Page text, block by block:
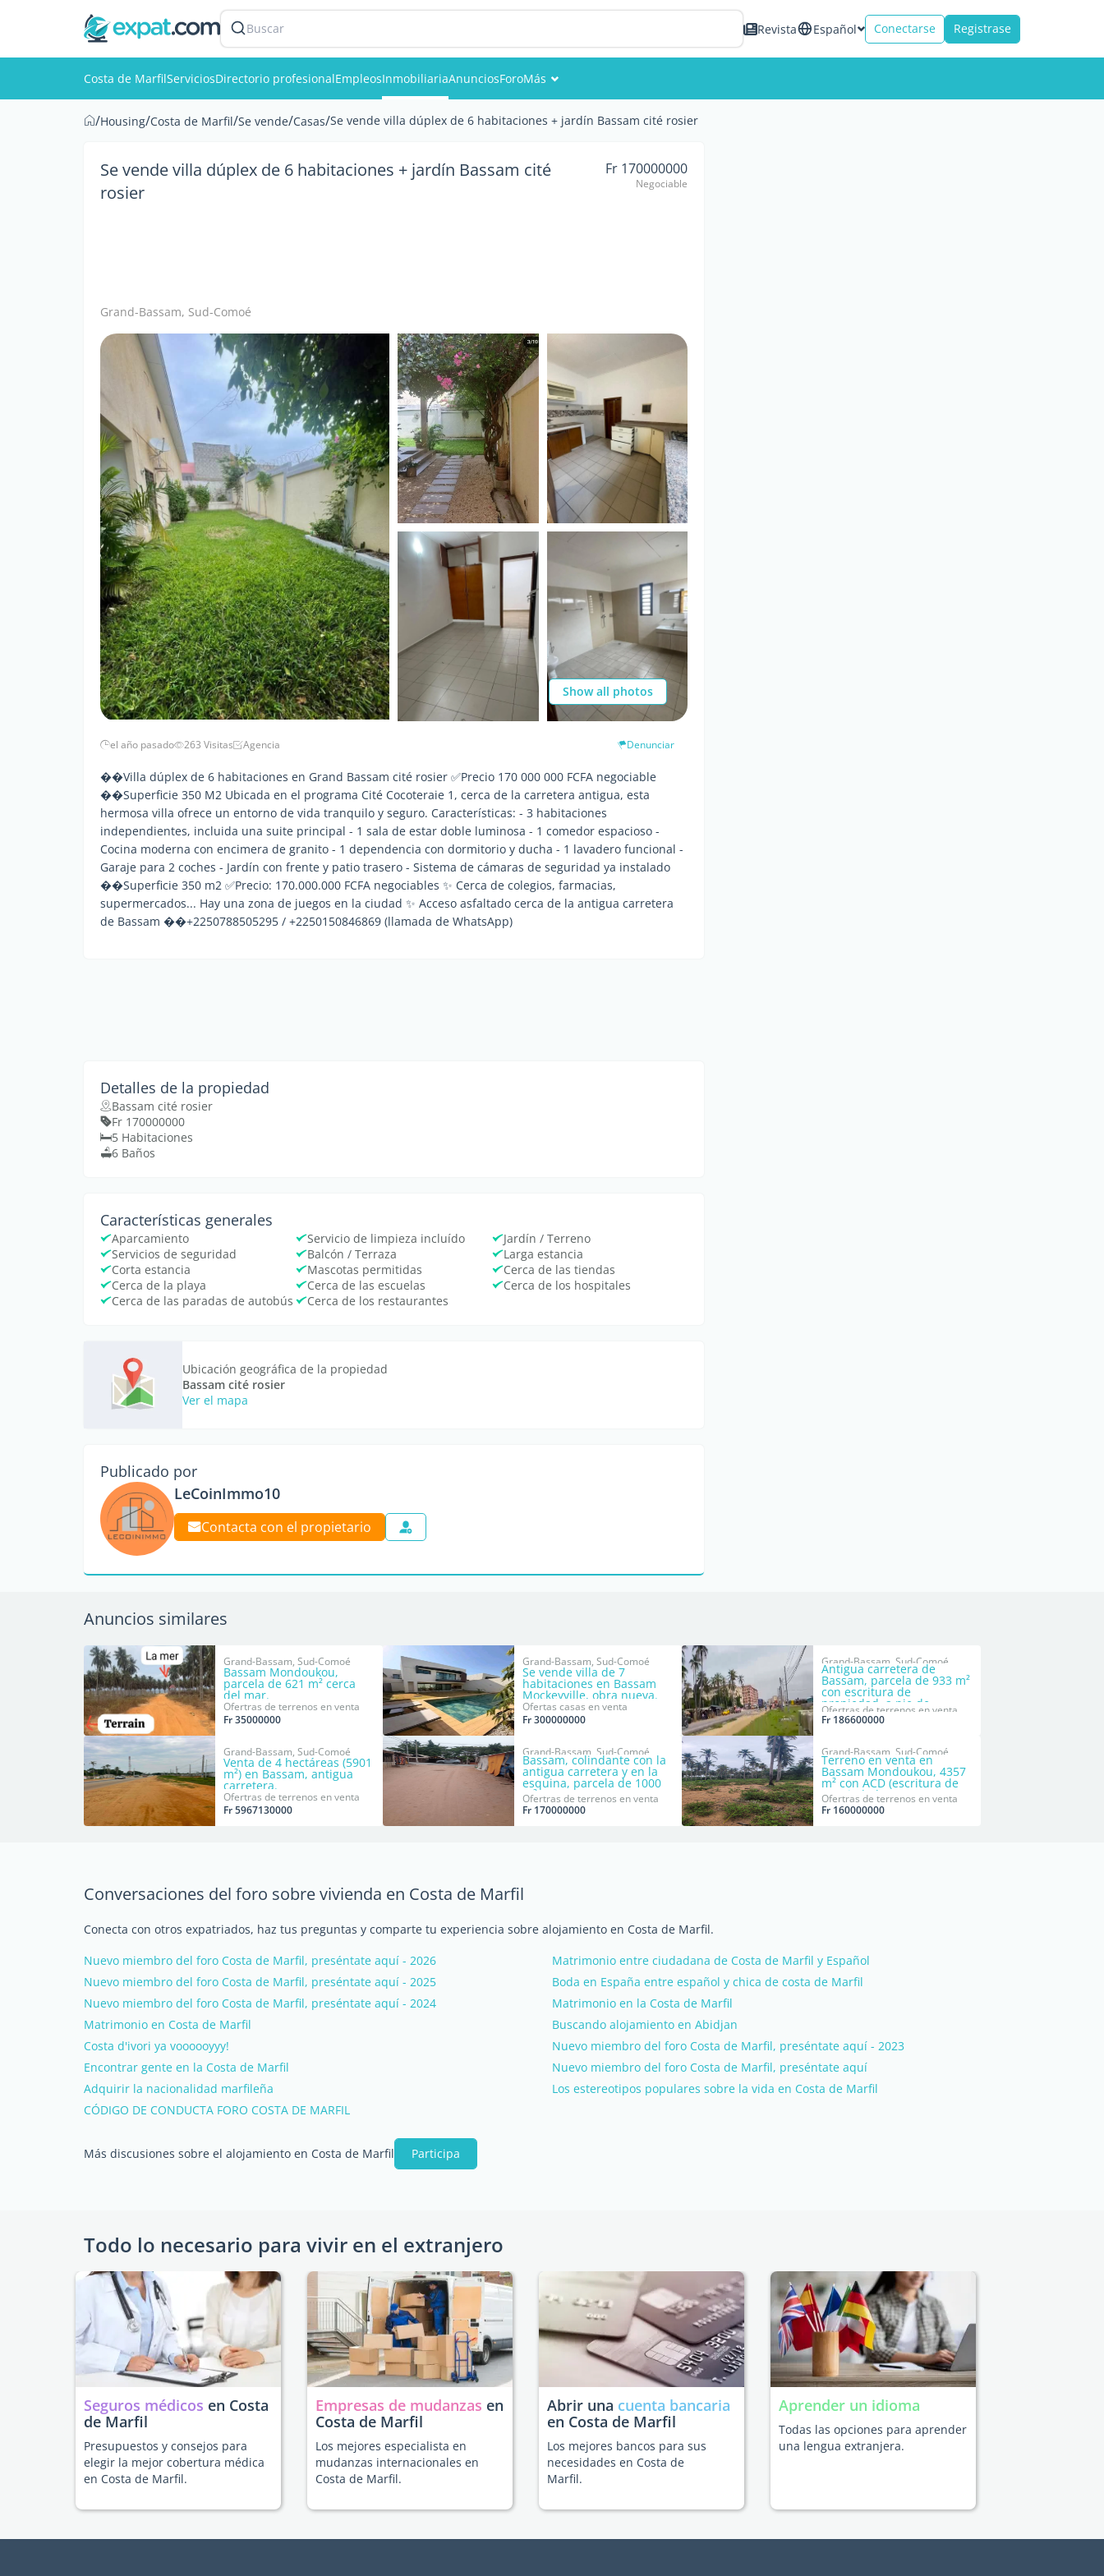
Buscar Revista Español Conectarse Registrase
Costa de MarfilServiciosDirectorio profesionalEmpleosInmobiliariaAnunciosForoMás
Eventos
/Housing/Costa de Marfil/Se vende/Casas/Se vende villa dúplex de 6 habitaciones + jardín Bassam cité rosier
Se vende villa dúplex de 6 habitaciones + jardín Bassam cité
rosier
Grand-Bassam, Sud-Comoé
Fr 170000000
Negociable
Show all photos
el año pasado 263 Visitas Agencia Denunciar
��Villa dúplex de 6 habitaciones en Grand Bassam cité rosier ✅Precio 170 000 000 FCFA negociable
��Superficie 350 M2 Ubicada en el programa Cité Cocoteraie 1, cerca de la carretera antigua, esta
hermosa villa ofrece un entorno de vida tranquilo y seguro. Características: - 3 habitaciones
independientes, incluida una suite principal - 1 sala de estar doble luminosa - 1 comedor espacioso -
Cocina moderna con encimera de granito - 1 dependencia con dormitorio y ducha - 1 lavadero funcional -
Garaje para 2 coches - Jardín con frente y patio trasero - Sistema de cámaras de seguridad ya instalado
��Superficie 350 m2 ✅Precio: 170.000.000 FCFA negociables ✨ Cerca de colegios, farmacias,
supermercados... Hay una zona de juegos en la ciudad ✨ Acceso asfaltado cerca de la antigua carretera
de Bassam ��+2250788505295 / +2250150846869 (llamada de WhatsApp)
Detalles de la propiedad
Bassam cité rosier
Fr 170000000
5 Habitaciones
6 Baños
Características generales
Aparcamiento Servicio de limpieza incluído
Jardín / Terreno
Servicios de seguridad
Balcón / Terraza
Larga estancia
Corta estancia
Mascotas permitidas
Cerca de las tiendas
Cerca de la playa
Cerca de las escuelas
Cerca de los hospitales
Cerca de las paradas de autobús
Cerca de los restaurantes
Ubicación geográfica de la propiedad
Bassam cité rosier
Ver el mapa
Publicado por
LeCoinImmo10
Contacta con el propietario
Anuncios similares
Grand-Bassam, Sud-Comoé
Bassam Mondoukou,
parcela de 621 m² cerca
del mar.
Ofertras de terrenos en venta
Fr 35000000
Grand-Bassam, Sud-Comoé
Se vende villa de 7
habitaciones en Bassam
Mockeyville, obra nueva.
Ofertas casas en venta
Fr 300000000
Grand-Bassam, Sud-Comoé
Antigua carretera de
Bassam, parcela de 933 m²
con escritura de
propiedad, a pie de
carretera.
Ofertras de terrenos en venta
Fr 186600000
Grand-Bassam, Sud-Comoé
Venta de 4 hectáreas (5901
m²) en Bassam, antigua
carretera.
Ofertras de terrenos en venta
Fr 5967130000
Grand-Bassam, Sud-Comoé
Bassam, colindante con la
antigua carretera y en la
esquina, parcela de 1000
m².
Ofertras de terrenos en venta
Fr 170000000
Grand-Bassam, Sud-Comoé
Terreno en venta en
Bassam Mondoukou, 4357
m² con ACD (escritura de
propiedad).
Ofertras de terrenos en venta
Fr 160000000
Conversaciones del foro sobre vivienda en Costa de Marfil
Conecta con otros expatriados, haz tus preguntas y comparte tu experiencia sobre alojamiento en Costa de Marfil.
Nuevo miembro del foro Costa de Marfil, preséntate aquí - 2026
Matrimonio entre ciudadana de Costa de Marfil y Español
Nuevo miembro del foro Costa de Marfil, preséntate aquí - 2025
Boda en España entre español y chica de costa de Marfil
Nuevo miembro del foro Costa de Marfil, preséntate aquí - 2024
Matrimonio en la Costa de Marfil
Matrimonio en Costa de Marfil
Buscando alojamiento en Abidjan
Costa d'ivori ya voooooyyy!
Nuevo miembro del foro Costa de Marfil, preséntate aquí - 2023
Encontrar gente en la Costa de Marfil
Nuevo miembro del foro Costa de Marfil, preséntate aquí
Adquirir la nacionalidad marfileña
Los estereotipos populares sobre la vida en Costa de Marfil
CÓDIGO DE CONDUCTA FORO COSTA DE MARFIL
Más discusiones sobre el alojamiento en Costa de Marfil Participa
Todo lo necesario para vivir en el extranjero
Seguros médicos en Costa
de Marfil
Presupuestos y consejos para
elegir la mejor cobertura médica
en Costa de Marfil.
Empresas de mudanzas en
Costa de Marfil
Los mejores especialista en
mudanzas internacionales en
Costa de Marfil.
Abrir una cuenta bancaria
en Costa de Marfil
Los mejores bancos para sus
necesidades en Costa de
Marfil.
Aprender un idioma
Todas las opciones para aprender
una lengua extranjera.